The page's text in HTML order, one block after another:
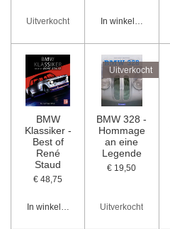
Uitverkocht In winkelwagen
BMW
Klassiker -
Best of
René
Staud
€ 48,75
In winkelwagen
Uitverkocht
BMW 328 -
Hommage
an eine
Legende
€ 19,50
Uitverkocht